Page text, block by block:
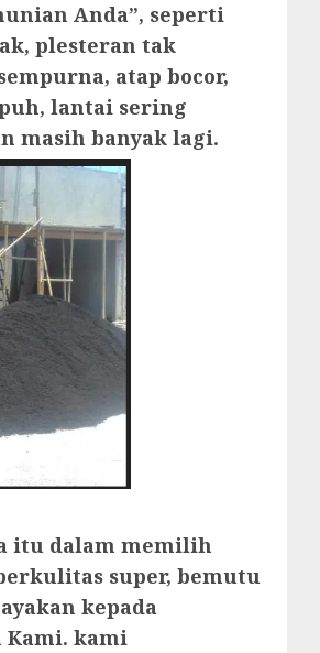
Anda”, seperti
plesteran tak
atap bocor,
lantai sering
masih banyak lagi.
itu dalam memilih
super, bemutu
kepada
Kami. kami